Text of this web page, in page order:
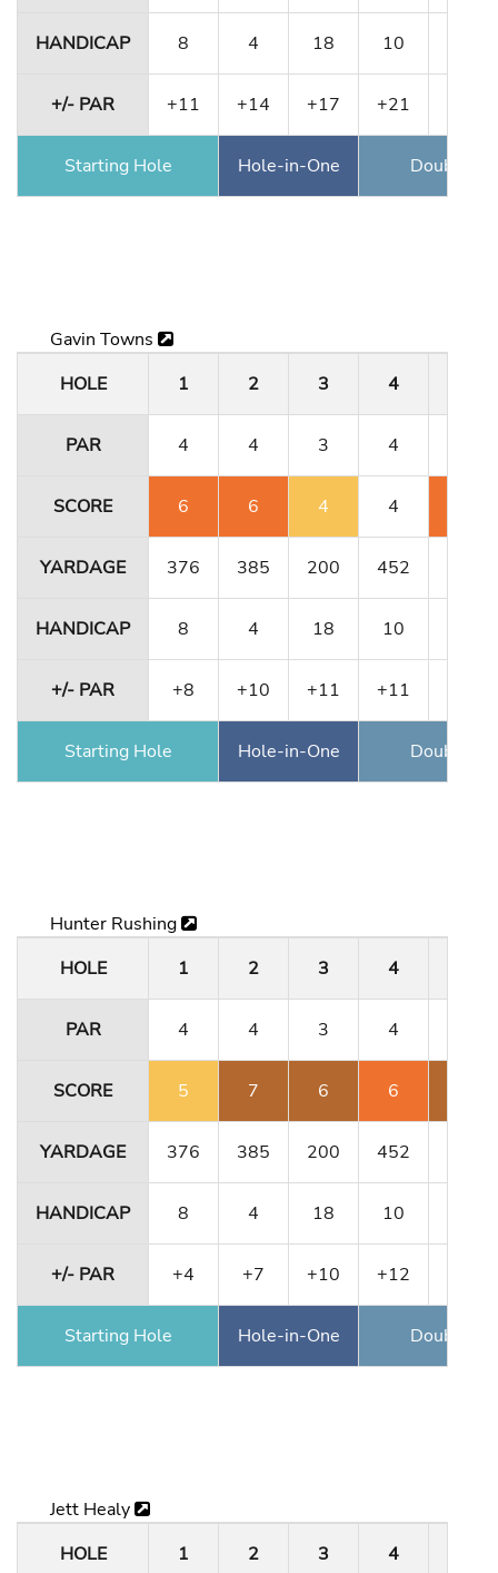
HANDICAP 8 4 18 10
+/- PAR +11 +14 +17 +21
Starting Hole Hole-in-One Double
Gavin Towns
HOLE
1 2 3 4
PAR 4 4 3 4
SCORE 6 6 4 4
YARDAGE 376 385 200 452
HANDICAP 8 4 18 10
+/- PAR +8 +10 +11 +11
Starting Hole Hole-in-One Double
Hunter Rushing
HOLE
1 2 3 4
PAR 4 4 3 4
SCORE 5 7 6 6
YARDAGE 376 385 200 452
HANDICAP 8 4 18 10
+/- PAR +4 +7 +10 +12
Starting Hole Hole-in-One Double
Jett Healy
HOLE
1 2 3 4